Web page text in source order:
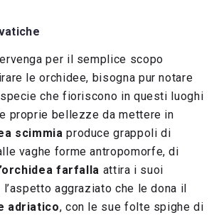
per il semplice scopo
le orchidee, bisogna pur notare
che fioriscono in questi luoghi
proprie bellezze da mettere in
scimmia produce grappoli di
vaghe forme antropomorfe, di
farfalla attira i suoi
aggraziato che le dona il
adriatico, con le sue folte spighe di